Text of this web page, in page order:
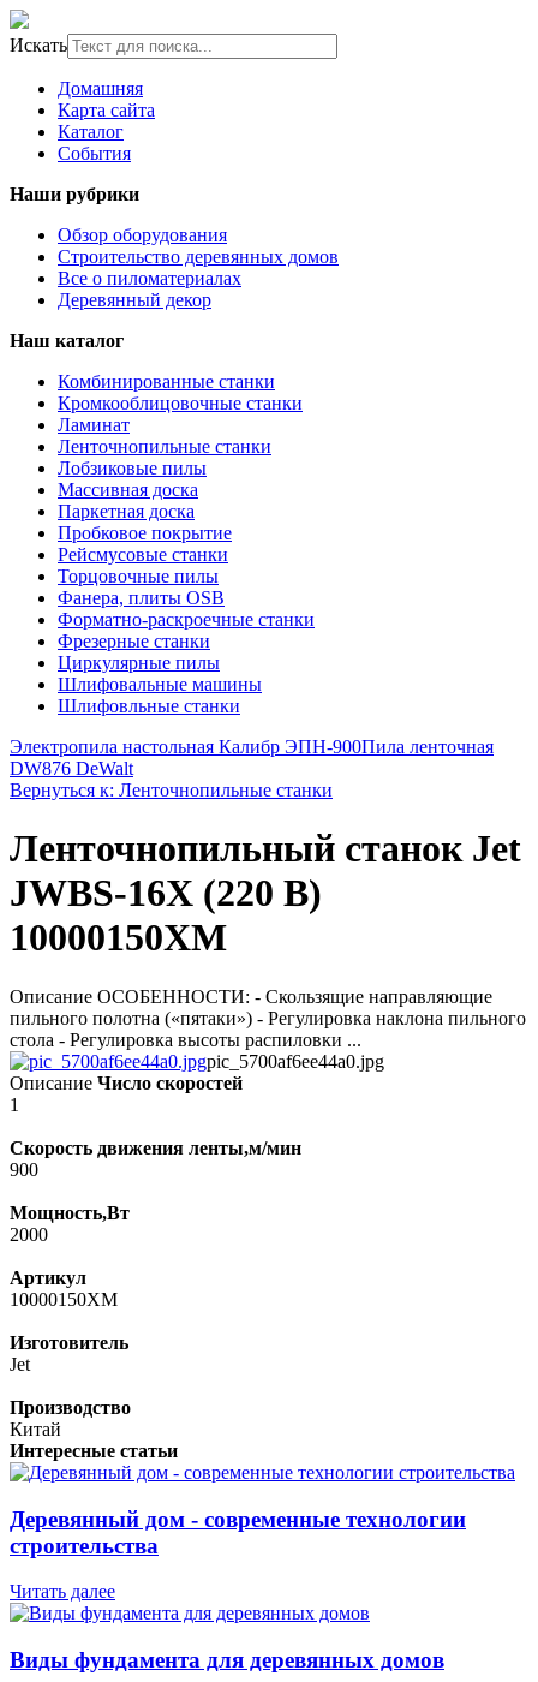
Искать
Домашняя
Карта сайта
Каталог
События
Наши рубрики
Обзор оборудования
Строительство деревянных домов
Все о пиломатериалах
Деревянный декор
Наш каталог
Комбинированные станки
Кромкооблицовочные станки
Ламинат
Ленточнопильные станки
Лобзиковые пилы
Массивная доска
Паркетная доска
Пробковое покрытие
Рейсмусовые станки
Торцовочные пилы
Фанера, плиты OSB
Форматно-раскроечные станки
Фрезерные станки
Циркулярные пилы
Шлифовальные машины
Шлифовльные станки
Электропила настольная Калибр ЭПН-900Пила ленточная
DW876 DeWalt
Вернуться к: Ленточнопильные станки
Ленточнопильный станок Jet
JWBS-16X (220 В)
10000150XM
Описание ОСОБЕННОСТИ: - Скользящие направляющие
пильного полотна («пятаки») - Регулировка наклона пильного
стола - Регулировка высоты распиловки ...
pic_5700af6ee44a0.jpg
Описание Число скоростей
1
Скорость движения ленты,м/мин
900
Мощность,Вт
2000
Артикул
10000150XM
Изготовитель
Jet
Производство
Китай
Интересные статьи
Деревянный дом - современные технологии
строительства
Читать далее
Виды фундамента для деревянных домов